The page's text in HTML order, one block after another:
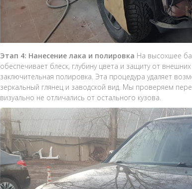
Этап 4: Нанесение лака и полировка На высохшее
обеспечивает блеск, глубину цвета и защиту от
заключительная полировка. Эта процедура удаляет
зеркальный глянец и заводской вид. Мы проверяем
визуально не отличались от остального кузова.